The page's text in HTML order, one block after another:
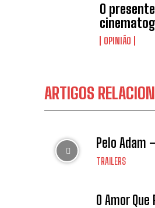
O
OPINIÃO
ARTIGOS
Pelo Adam
TRAILERS
O Amor